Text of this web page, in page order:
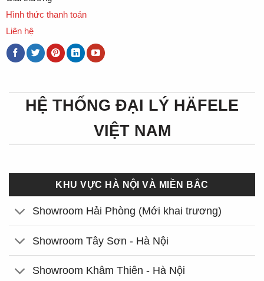
Hình thức thanh toán
Liên hệ
HỆ THỐNG ĐẠI LÝ HÄFELE
VIỆT NAM
KHU VỰC HÀ NỘI VÀ MIỀN BẮC
Showroom Hải Phòng (Mới khai trương)
Showroom Tây Sơn - Hà Nội
Showroom Khâm Thiên - Hà Nội